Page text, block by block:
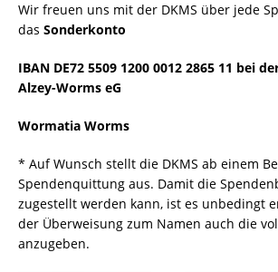
Wir freuen uns mit der DKMS über jede
das Sonderkonto
IBAN DE72 5509 1200 0012 2865 11 bei
Alzey-Worms eG
Wormatia Worms
* Auf Wunsch stellt die DKMS ab einem
Spendenquittung aus. Damit die
zugestellt werden kann, ist es unbedingt
der Überweisung zum Namen auch die
anzugeben.